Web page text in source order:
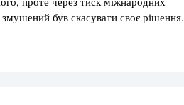
змушений був скасувати своє рішення.